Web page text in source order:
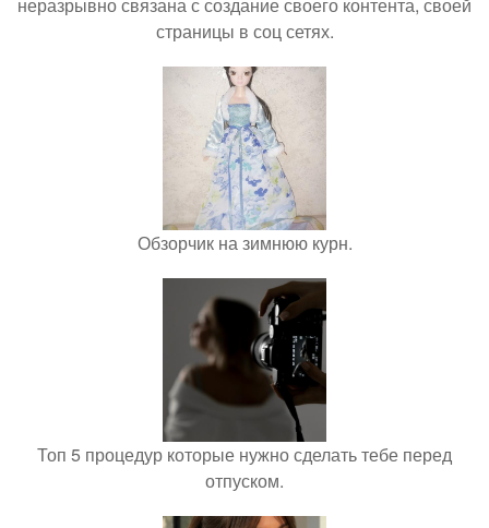
страницы в соц сетях.
Обзорчик на зимнюю курн.
Топ 5 процедур которые нужно сделать тебе перед
отпуском.